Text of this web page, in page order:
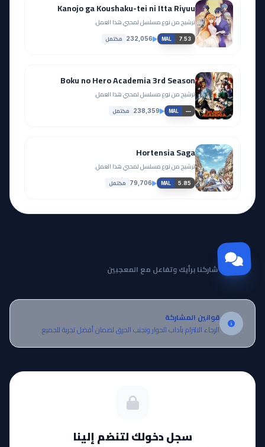
Kanojo ga Koushaku-tei ni Itta Riyuu
ترشيح من نوع مسلسل لمحبي هذا العمل.
MAL 7.53
232,056 مكتمل
Boku no Hero Academia 3rd Season
ترشيح من نوع مسلسل لمحبي هذا العمل.
MAL —
238,359 مكتمل
Hortensia Saga
ترشيح من نوع مسلسل لمحبي هذا العمل.
MAL 5.85
79,706 مكتمل
مجتمع Otanyuu
شاركنا برأيك وتفاعل مع المعجبين
قوانين المشاركة
الرجاء الالتزام بآداب الحوار وتجنب الحرق لضمان أفضل تجربة للجميع.
سجل دخولك لتنضم إلينا